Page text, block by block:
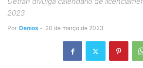
2023
Por Denios - 20 de março de 2023